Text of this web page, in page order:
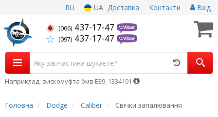
RU UA Доставка Контакти Вхід
(066) 437-17-47
(097) 437-17-47
Наприклад: вискомуфта бмв Е39, 1334101
Головна Dodge Caliber Свічки запалювання